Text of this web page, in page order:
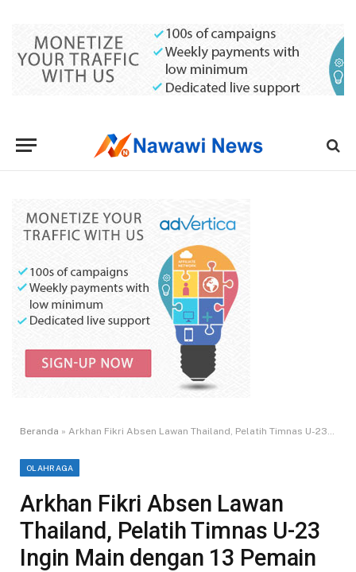
Beranda » Arkhan Fikri Absen Lawan Thailand, Pelatih Timnas U-23 Ingin Main dengan 13 Pemain
OLAHRAGA
Arkhan Fikri Absen Lawan
Thailand, Pelatih Timnas U-23
Ingin Main dengan 13 Pemain